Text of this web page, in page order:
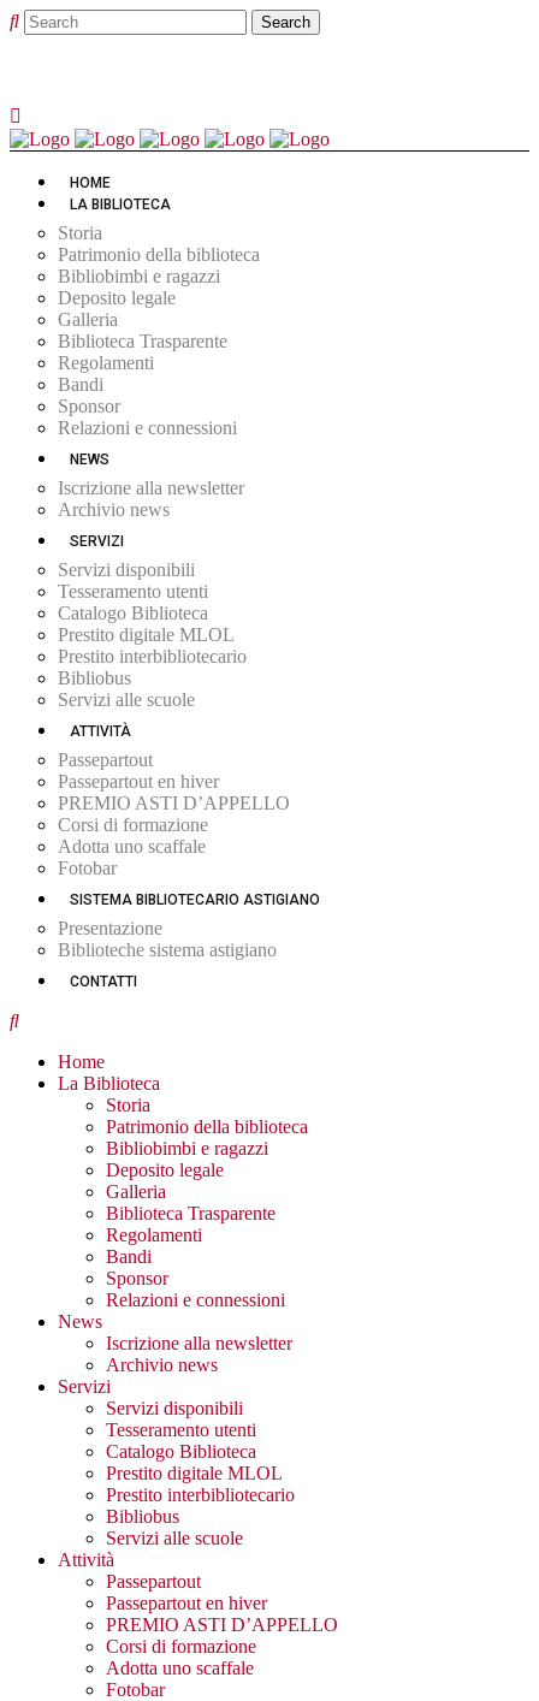
HOME
LA BIBLIOTECA
Storia
Patrimonio della biblioteca
Bibliobimbi e ragazzi
Deposito legale
Galleria
Biblioteca Trasparente
Regolamenti
Bandi
Sponsor
Relazioni e connessioni
NEWS
Iscrizione alla newsletter
Archivio news
SERVIZI
Servizi disponibili
Tesseramento utenti
Catalogo Biblioteca
Prestito digitale MLOL
Prestito interbibliotecario
Bibliobus
Servizi alle scuole
ATTIVITÀ
Passepartout
Passepartout en hiver
PREMIO ASTI D’APPELLO
Corsi di formazione
Adotta uno scaffale
Fotobar
SISTEMA BIBLIOTECARIO ASTIGIANO
Presentazione
Biblioteche sistema astigiano
CONTATTI
Home
La Biblioteca
Storia
Patrimonio della biblioteca
Bibliobimbi e ragazzi
Deposito legale
Galleria
Biblioteca Trasparente
Regolamenti
Bandi
Sponsor
Relazioni e connessioni
News
Iscrizione alla newsletter
Archivio news
Servizi
Servizi disponibili
Tesseramento utenti
Catalogo Biblioteca
Prestito digitale MLOL
Prestito interbibliotecario
Bibliobus
Servizi alle scuole
Attività
Passepartout
Passepartout en hiver
PREMIO ASTI D’APPELLO
Corsi di formazione
Adotta uno scaffale
Fotobar